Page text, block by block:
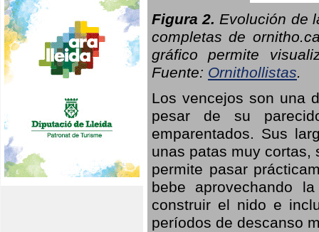
Figura 2. Evolución de
completas de
gráfico permite
Fuente: Ornithollistas.
Los vencejos son una
pesar de su
emparentados. Sus
unas patas muy cortas,
permite pasar
bebe aprovechando
construir el nido e
períodos de descanso